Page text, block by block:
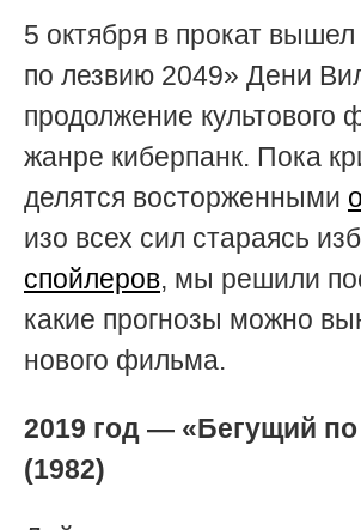
5 октября в прокат
по лезвию 2049» Дени
продолжение культового
жанре киберпанк. Пока
делятся восторженными
изо всех сил стараясь
спойлеров, мы решили
какие прогнозы можно
нового фильма.
2019 год — «Бегущий
(1982)